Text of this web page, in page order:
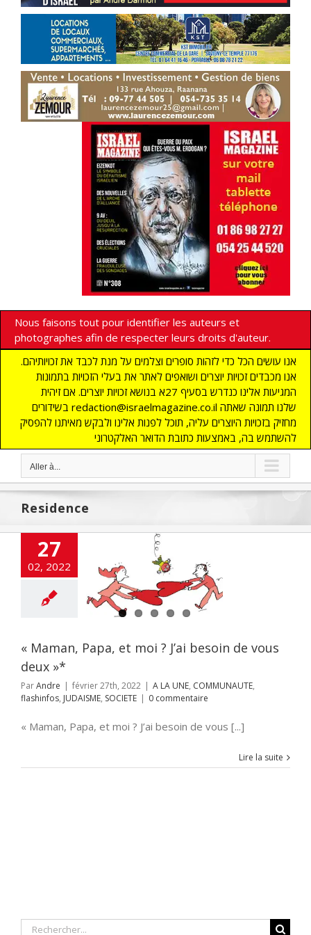
Nous faisons tout pour identifier les auteurs et
photographes afin de respecter leurs droits d'auteur.
אנו עושים הכל כדי לזהות סופרים וצלמים על מנת לכבד את זכויותיהם.
אנו מכבדים זכויות יוצרים ושואפים לאתר את בעלי הזכויות בתמונות
המגיעות אלינו כנדרש בסעיף 27א בנושא זכויות יוצרים. אם זיהית
בשידורים redaction@israelmagazine.co.il שלנו תמונה שאתה
מחזיק בזכויות היוצרים עליה, תוכל לפנות אלינו ולבקש מאיתנו להפסיק
להשתמש בה, באמצעות כתובת הדואר האלקטרוני
Aller à...
Residence
27
02, 2022
Papa, et moi
de vous
COMMUNAUTE
« Maman, Papa, et moi ? J’ai besoin de vous
deux »*
ParAndre | février 27th, 2022 | A LA UNE, COMMUNAUTE,
flashinfos, JUDAISME, SOCIETE | 0 commentaire
« Maman, Papa, et moi ? J’ai besoin de vous [...]
Lire la suite
Rechercher: